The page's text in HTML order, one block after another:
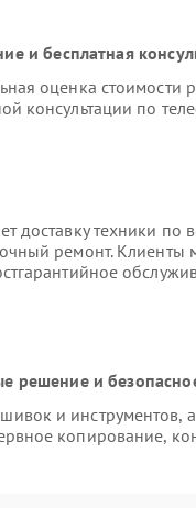
и бесплатная
оценка стоимости
консультации по
доставку техники по
ремонт. Клиенты
решение и
и инструментов,
копирование,